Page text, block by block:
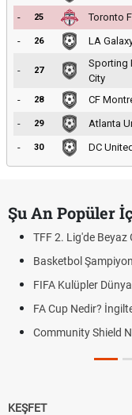
-
25 Toronto
-
26 LA
- 27
Sporting
City
- 28 CF
-
29 Atlanta
-
30 DC United
Şu An Popüler
TFF 2. Lig'de Beyaz
Basketbol
FIFA Kulüpler
FA Cup Nedir?
Community Shield
KEŞFET